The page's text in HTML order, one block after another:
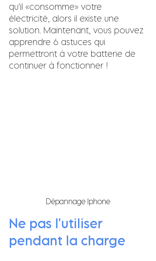
qu'il «consomme» votre
électricité, alors il existe une
solution. Maintenant, vous pouvez
apprendre 6 astuces qui
permettront à votre batterie de
continuer à fonctionner !
Dépannage Iphone
Ne pas l'utiliser
pendant la charge